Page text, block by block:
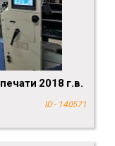
2018 г.в.
ID - 140571